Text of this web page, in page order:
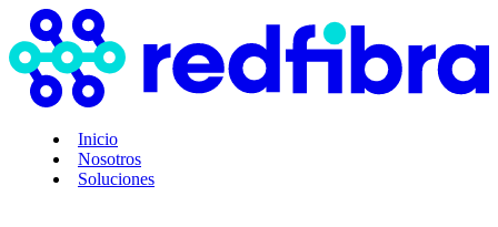
Inicio
Nosotros
Soluciones